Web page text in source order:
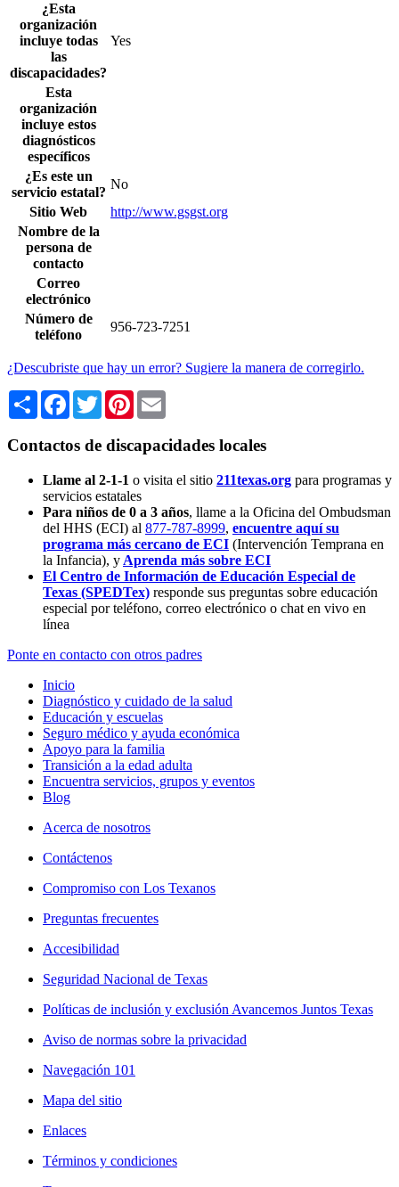
¿Esta
organización
incluye todas
las
discapacidades?
Yes
Esta
organización
incluye estos
diagnósticos
específicos
¿Es este un
servicio estatal?
No
Sitio Web
http://www.gsgst.org
Nombre de la
persona de
contacto
Correo
electrónico
Número de
teléfono
956-723-7251
¿Descubriste que hay un error? Sugiere la manera de corregirlo.
Share Facebook
TwitterPinterest
Contactos de discapacidades locales
Llame al 2-1-1 o visita el sitio 211texas.org para programas y
servicios estatales
Para niños de 0 a 3 años, llame a la Oficina del Ombudsman
del HHS (ECI) al 877-787-8999, encuentre aquí su
programa más cercano de ECI (Intervención Temprana en
la Infancia), y Aprenda más sobre ECI
El Centro de Información de Educación Especial de
Texas (SPEDTex) responde sus preguntas sobre educación
especial por teléfono, correo electrónico o chat en vivo en
línea
Ponte en contacto con otros padres
Inicio
Diagnóstico y cuidado de la salud
Educación y escuelas
Seguro médico y ayuda económica
Apoyo para la familia
Transición a la edad adulta
Encuentra servicios, grupos y eventos
Blog
Acerca de nosotros
Contáctenos
Compromiso con Los Texanos
Preguntas frecuentes
Accesibilidad
Seguridad Nacional de Texas
Políticas de inclusión y exclusión Avancemos Juntos Texas
Aviso de normas sobre la privacidad
Navegación 101
Mapa del sitio
Enlaces
Términos y condiciones